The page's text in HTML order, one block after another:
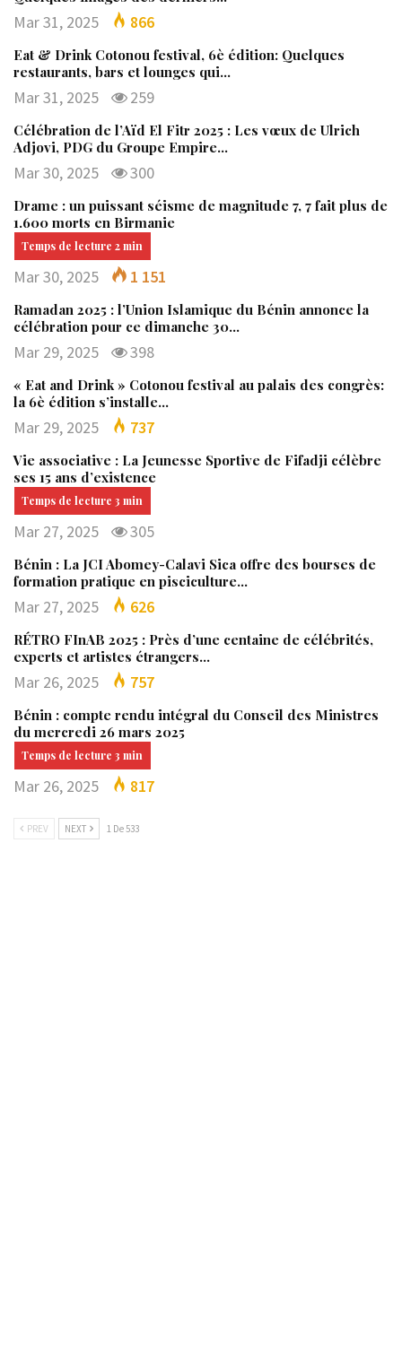
Mar 31, 2025 866
Eat & Drink Cotonou festival, 6è édition: Quelques
restaurants, bars et lounges qui…
Mar 31, 2025 259
Célébration de l’Aïd El Fitr 2025 : Les vœux de Ulrich
Adjovi, PDG du Groupe Empire…
Mar 30, 2025 300
Drame : un puissant séisme de magnitude 7, 7 fait plus de
1.600 morts en Birmanie
Mar 30, 2025 1 151
Ramadan 2025 : l’Union Islamique du Bénin annonce la
célébration pour ce dimanche 30…
Mar 29, 2025 398
« Eat and Drink » Cotonou festival au palais des congrès:
la 6è édition s’installe…
Mar 29, 2025 737
Vie associative : La Jeunesse Sportive de Fifadji célèbre
ses 15 ans d’existence
Mar 27, 2025 305
Bénin : La JCI Abomey-Calavi Sica offre des bourses de
formation pratique en pisciculture…
Mar 27, 2025 626
RÉTRO FInAB 2025 : Près d’une centaine de célébrités,
experts et artistes étrangers…
Mar 26, 2025 757
Bénin : compte rendu intégral du Conseil des Ministres
du mercredi 26 mars 2025
Mar 26, 2025 817
PREV NEXT 1 De 533